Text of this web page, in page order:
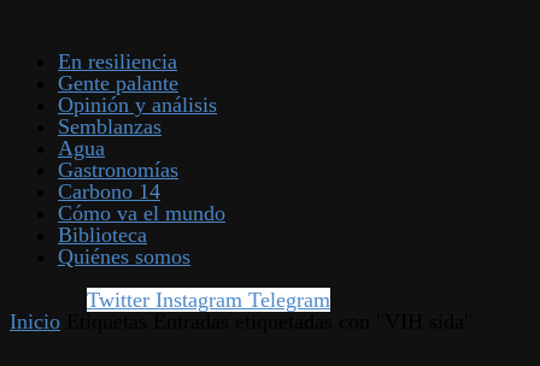
En resiliencia
Gente palante
Opinión y análisis
Semblanzas
Agua
Gastronomías
Carbono 14
Cómo va el mundo
Biblioteca
Quiénes somos
Twitter Instagram Telegram
Inicio